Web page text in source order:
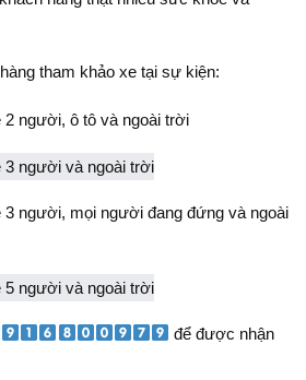
tham khảo xe tại sự kiện:
để được nhận